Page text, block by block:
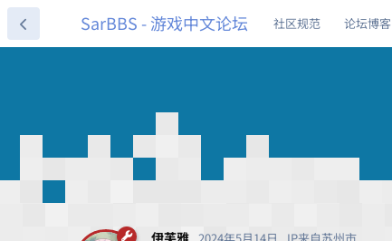
SarBBS - 游戏中文论坛 社区规范 论坛博客
伊芙雅